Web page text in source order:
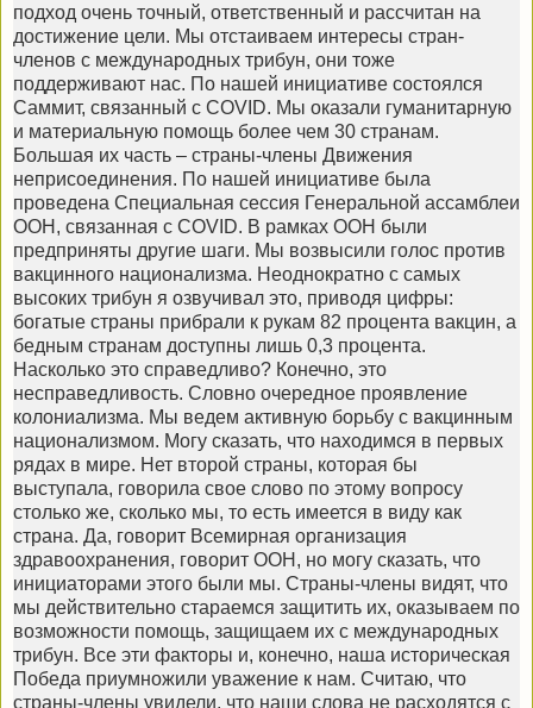
подход очень точный, ответственный и рассчитан на
достижение цели. Мы отстаиваем интересы стран-
членов с международных трибун, они тоже
поддерживают нас. По нашей инициативе состоялся
Саммит, связанный с COVID. Мы оказали гуманитарную
и материальную помощь более чем 30 странам.
Большая их часть – страны-члены Движения
неприсоединения. По нашей инициативе была
проведена Специальная сессия Генеральной ассамблеи
ООН, связанная с COVID. В рамках ООН были
предприняты другие шаги. Мы возвысили голос против
вакцинного национализма. Неоднократно с самых
высоких трибун я озвучивал это, приводя цифры:
богатые страны прибрали к рукам 82 процента вакцин, а
бедным странам доступны лишь 0,3 процента.
Насколько это справедливо? Конечно, это
несправедливость. Словно очередное проявление
колониализма. Мы ведем активную борьбу с вакцинным
национализмом. Могу сказать, что находимся в первых
рядах в мире. Нет второй страны, которая бы
выступала, говорила свое слово по этому вопросу
столько же, сколько мы, то есть имеется в виду как
страна. Да, говорит Всемирная организация
здравоохранения, говорит ООН, но могу сказать, что
инициаторами этого были мы. Страны-члены видят, что
мы действительно стараемся защитить их, оказываем по
возможности помощь, защищаем их с международных
трибун. Все эти факторы и, конечно, наша историческая
Победа приумножили уважение к нам. Считаю, что
страны-члены увидели, что наши слова не расходятся с